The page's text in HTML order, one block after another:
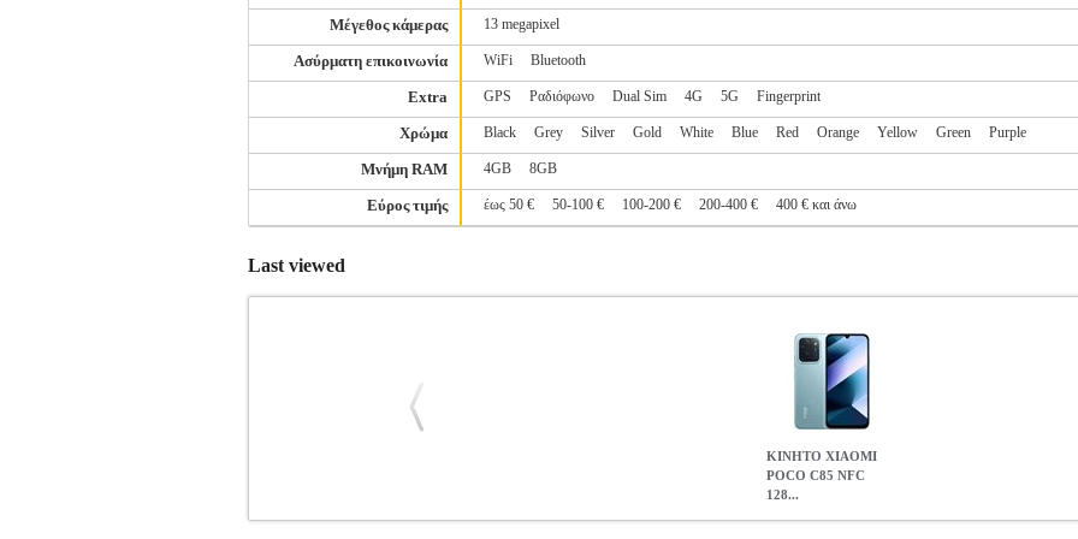
Μέγεθος κάμερας 13 megapixel
Ασύρματη επικοινωνία WiFi Bluetooth
Extra GPS Ραδιόφωνο Dual Sim 4G 5G Fingerprint
Χρώμα Black Grey Silver Gold White Blue Red Orange Yellow Green Purple
Μνήμη RAM 4GB 8GB
Εύρος τιμής έως 50 € 50-100 € 100-200 € 200-400 € 400 € και άνω
Last viewed
ΚΙΝΗΤΟ XIAOMI
POCO C85 NFC
128...